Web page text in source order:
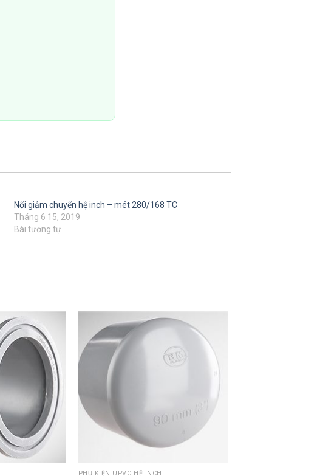
Nối giảm chuyển hệ inch – mét 280/168 TC
Tháng 6 15, 2019
Bài tương tự
PHỤ KIỆN UPVC HỆ INCH